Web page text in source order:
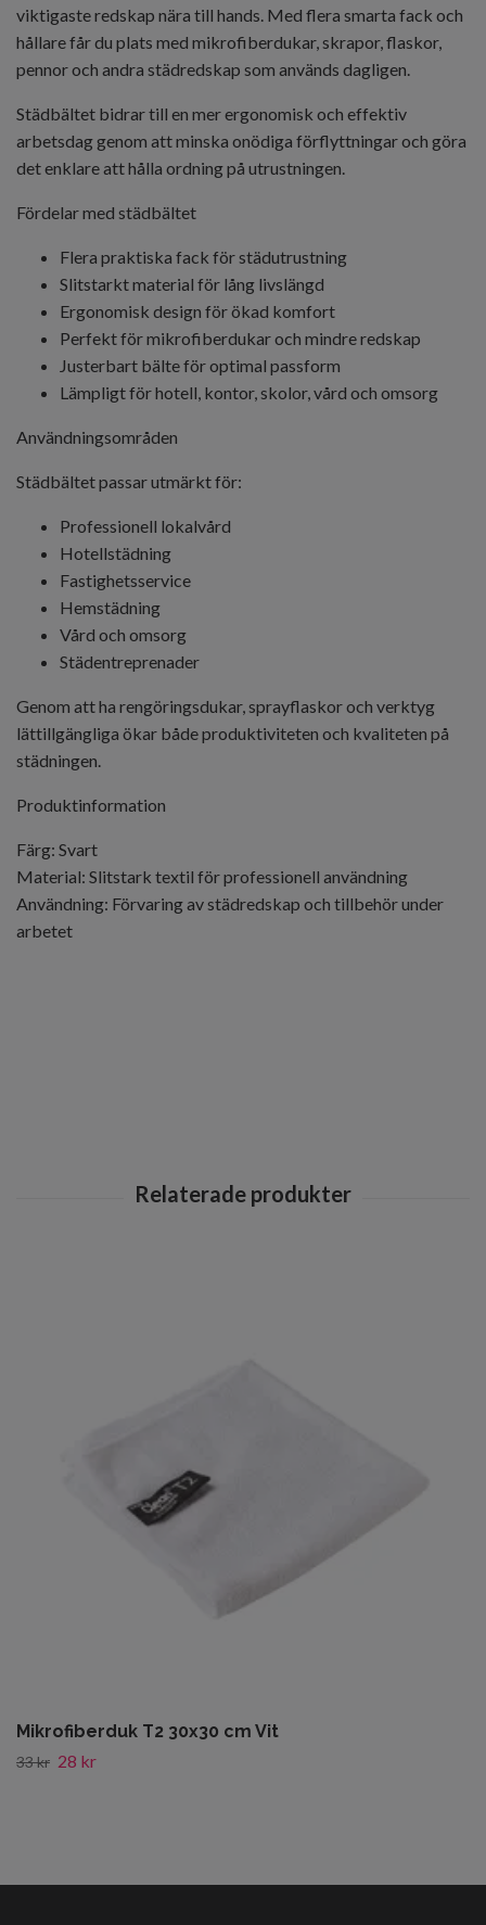
viktigaste redskap nära till hands. Med flera smarta fack och
hållare får du plats med mikrofiberdukar, skrapor, flaskor,
pennor och andra städredskap som används dagligen.
Städbältet bidrar till en mer ergonomisk och effektiv
arbetsdag genom att minska onödiga förflyttningar och göra
det enklare att hålla ordning på utrustningen.
Fördelar med städbältet
Flera praktiska fack för städutrustning
Slitstarkt material för lång livslängd
Ergonomisk design för ökad komfort
Perfekt för mikrofiberdukar och mindre redskap
Justerbart bälte för optimal passform
Lämpligt för hotell, kontor, skolor, vård och omsorg
Användningsområden
Städbältet passar utmärkt för:
Professionell lokalvård
Hotellstädning
Fastighetsservice
Hemstädning
Vård och omsorg
Städentreprenader
Genom att ha rengöringsdukar, sprayflaskor och verktyg
lättillgängliga ökar både produktiviteten och kvaliteten på
städningen.
Produktinformation
Färg: Svart
Material: Slitstark textil för professionell användning
Användning: Förvaring av städredskap och tillbehör under
arbetet
Mikrofiberduk T2 30x30 cm Vit
33 kr 28 kr